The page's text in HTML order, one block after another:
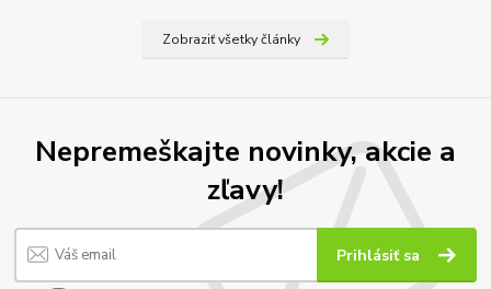
Zobraziť všetky články
Nepremeškajte novinky, akcie a
zľavy!
Prihlásiť sa